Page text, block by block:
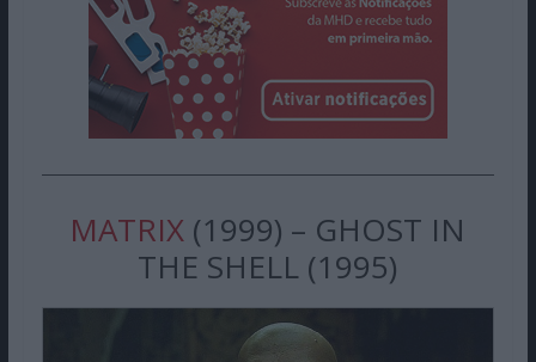
MATRIX (1999) – GHOST IN
THE SHELL (1995)